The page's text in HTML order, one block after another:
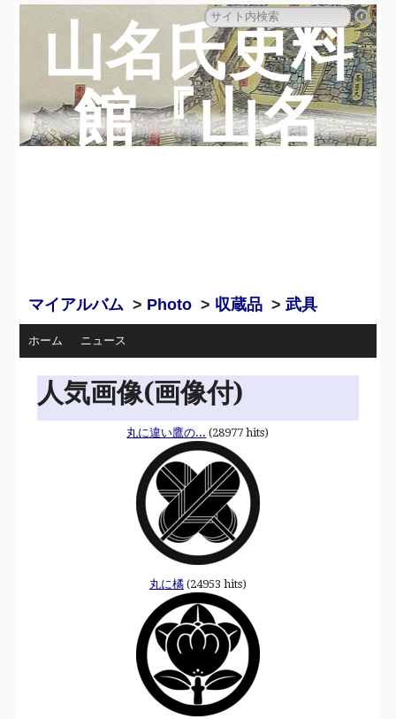
山名氏史料
館『山名
マイアルバム > Photo > 収蔵品 >武具
ホーム ニュース
人気画像(画像付)
丸に違い鷹の... (28977 hits)
丸に橘(24953 hits)